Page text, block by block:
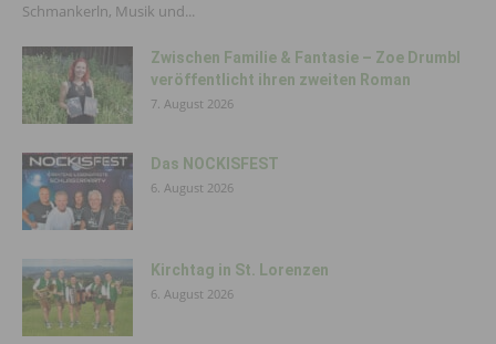
Schmankerln, Musik und...
Zwischen Familie & Fantasie – Zoe Drumbl
veröffentlicht ihren zweiten Roman
7. August 2026
Das NOCKISFEST
6. August 2026
Kirchtag in St. Lorenzen
6. August 2026